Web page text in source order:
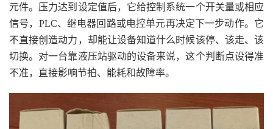
元件。压力达到设定值后，它给控制系统一个开关量或相应
信号，PLC、继电器回路或电控单元再决定下一步动作。它
不直接创造动力，却能让设备知道什么时候该停、该走、该
切换。对一台靠液压站驱动的设备来说，这个判断点设得准
不准，直接影响节拍、能耗和故障率。